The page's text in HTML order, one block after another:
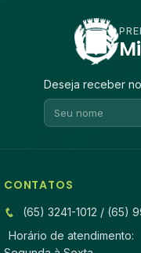
Deseja receber
CONTATOS
(65) 3241-1012 / (65)
Horário de atendimento: